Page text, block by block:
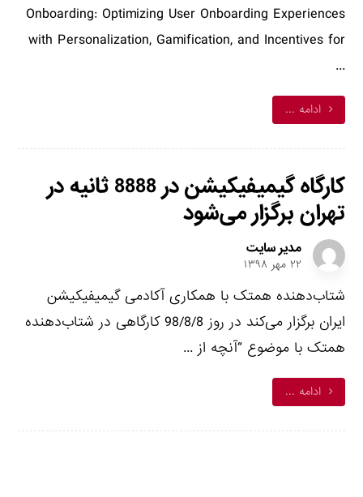
Onboarding: Optimizing User Onboarding Experiences
with Personalization, Gamification, and Incentives for
...
ادامه ...
کارگاه گیمیفیکیشن در 8888 ثانیه در
تهران برگزار می‌شود
مدیر سایت
۲۲ مهر ۱۳۹۸
شتاب‌دهنده همتک با همکاری آکادمی گیمیفیکیشن
ایران برگزار می‌کند در روز 98/8/8 کارگاهی در شتاب‌دهنده
همتک با موضوع “آنچه از ...
ادامه ...